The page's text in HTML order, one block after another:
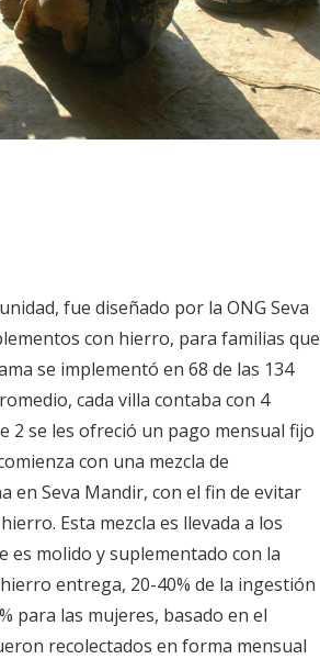
fue diseñado por la ONG Seva
con hierro, para familias que
se implementó en 68 de las 134
cada villa contaba con 4
2 se les ofreció un pago mensual fijo
con una mezcla de
en Seva Mandir, con el fin de evitar
Esta mezcla es llevada a los
es molido y suplementado con la
entrega, 20-40% de la ingestión
para las mujeres, basado en el
recolectados en forma mensual